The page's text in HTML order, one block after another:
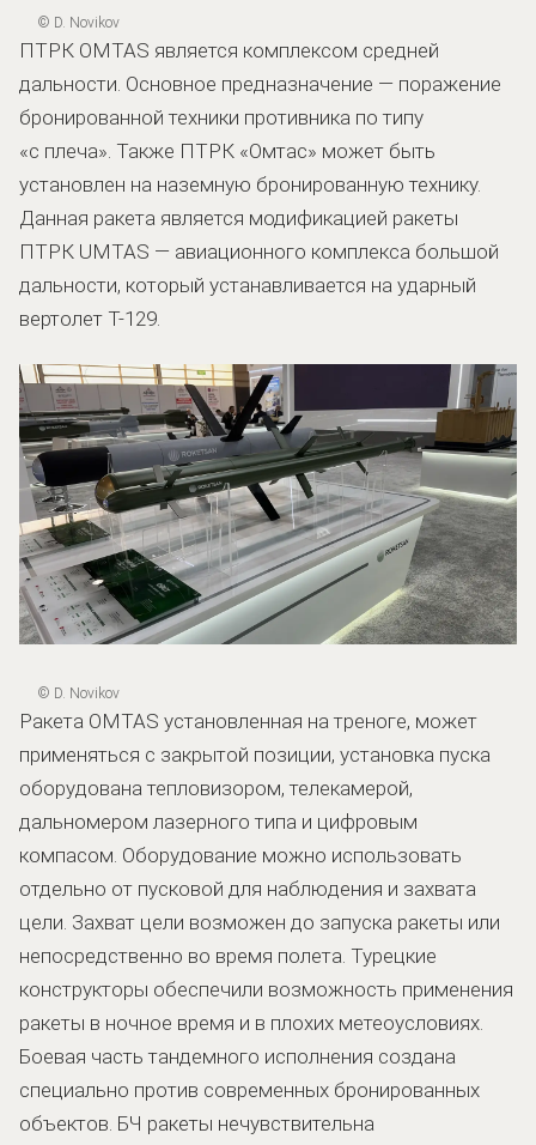
© D. Novikov
ПТРК OMTAS является комплексом средней
дальности. Основное предназначение — поражение
бронированной техники противника по типу
«с плеча». Также ПТРК «Омтас» может быть
установлен на наземную бронированную технику.
Данная ракета является модификацией ракеты
ПТРК UMTAS — авиационного комплекса большой
дальности, который устанавливается на ударный
вертолет Т-129.
© D. Novikov
Ракета OMTAS установленная на треноге, может
применяться с закрытой позиции, установка пуска
оборудована тепловизором, телекамерой,
дальномером лазерного типа и цифровым
компасом. Оборудование можно использовать
отдельно от пусковой для наблюдения и захвата
цели. Захват цели возможен до запуска ракеты или
непосредственно во время полета. Турецкие
конструкторы обеспечили возможность применения
ракеты в ночное время и в плохих метеоусловиях.
Боевая часть тандемного исполнения создана
специально против современных бронированных
объектов. БЧ ракеты нечувствительна